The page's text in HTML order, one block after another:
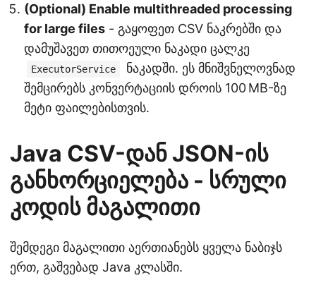
(Optional) Enable multithreaded processing
for large files - გაყოფეთ CSV ნაკრებში და
დამუშავეთ თითოეული ნაკადი ცალკე
ExecutorService
ნაკადში. ეს მნიშვნელოვნად
შემცირებს კონვერტაციის დროის 100 MB-ზე
მეტი ფაილებისთვის.
Java CSV-დან JSON-ის
განხორციელება - სრული
კოდის მაგალითი
შემდეგი მაგალითი აერთიანებს ყველა ნაბიჯს
ერთ, გაშვებად Java კლასში.